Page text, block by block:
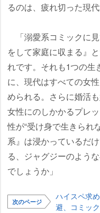
るのは、疲れ切った現代
「溺愛系コミックに
をして家庭に収まる』
れです。それも1つの生
に、現代はすべての女
められる。さらに婚活
女性にのしかかるプレ
性が“受け身で生きられ
系』は浸かっているだ
る、ジャグジーのよう
でしょうか」
次のページ
ハイスペ求
避、コミッ